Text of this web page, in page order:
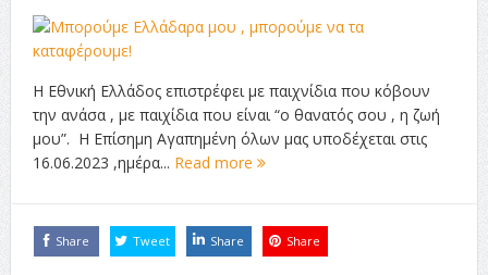
Η Εθνική Ελλάδος επιστρέφει με παιχνίδια που κόβουν
την ανάσα , με παιχίδια που είναι “ο θανατός σου , η ζωή
μου”. Η Επίσημη Αγαπημένη όλων μας υποδέχεται στις
16.06.2023 ,ημέρα... Read more
Share Tweet Share Share